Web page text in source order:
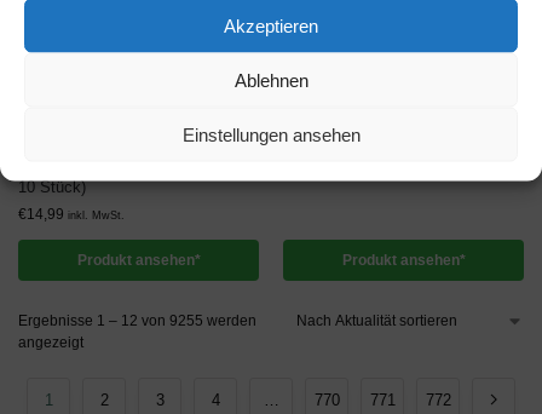
Akzeptieren
Ablehnen
Einstellungen ansehen
Inkontinenzunterwäsche für
10 Stück)
€14,99 inkl. MwSt.
Produkt ansehen*
€ 59,95
Produkt ansehen*
Ergebnisse 1 – 12 von 9255 werden
angezeigt
1 2 3 4 … 770 771 772